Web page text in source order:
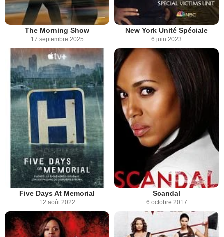
The Morning Show
17 septembre 2025
New York Unité Spéciale
6 juin 2023
Five Days At Memorial
12 août 2022
Scandal
6 octobre 2017